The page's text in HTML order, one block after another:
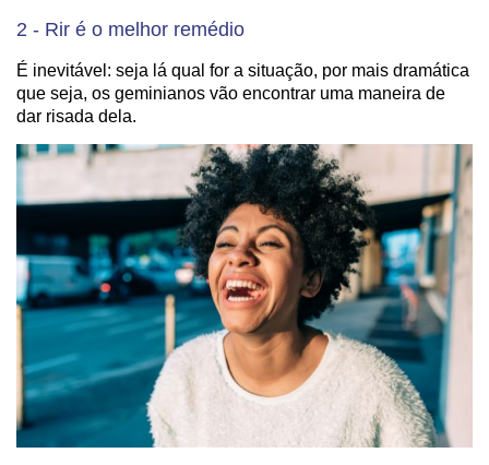
2 - Rir é o melhor remédio
É inevitável: seja lá qual for a situação, por mais dramática
que seja, os geminianos vão encontrar uma maneira de
dar risada dela.